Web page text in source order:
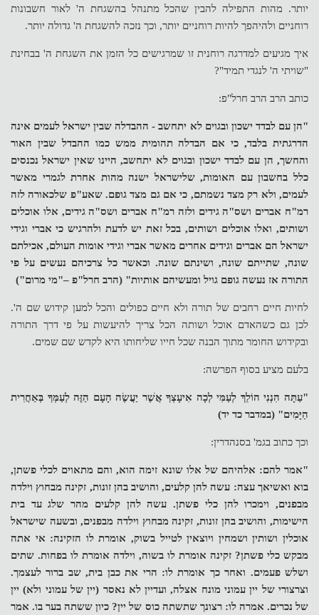
יותר. מהות התפילה להבין שהכל מתנהל בהשגחת ה' לאור חשבונות
רוחניים ולהיהפך להיות רוחניים יותר, וכך נזכה להשגחת ה' גדולה יותר.
איך מגיעים למדרגה רוחנית זו שמרגישים כל הזמן את השגחת ה' בבחינת
"שויתי ה' לנגדי תמיד"?
כותב הרב הרב חרל"פ:
"הן עם לבדד ישכון ובגוים לא יתחשב - ההבדלה שבין ישראל לעמים אינה
הדרגתית בלבד, כי אם הבדלה תהומית ממש כמו ההבדל שבין האור
והחשך, הן עם לבדד ישכון ובגוים לא יתחשב, היינו שאין ישראל נכנסים
כלל בחשבון עם האומות, שלישראל ישנה מהות אחרת לגמרי מאשר
לעמים, ולא רק מצד נשמתם, כי אם גם מצד גופם. שאע"פ שלכאורה לזה
רמ"ח אברים ושס"ה גידים ולזה רמ"ח אברים ושס"ה גידים, אלו אוכלים
ושותים, ואלו אוכלים ושותים, בכל זאת יש לדעת ולהרגיש כי אברי וגידי
ישראל הם אברים וגידים אחרים מאשר אברי וגידי אומות העולם, אכילתם
שונה, שתייתם שונה, ושינתם שונה. וכאשר כל צרכיהם נעשים על פי
התורה אז נעשה גופם גויל ומעשיהם אותיות" (הרב חרל"פ –"מי מרום")
לחיות חיים רחבים של תורה ולא חיים כפולים והכל למען קידוש שם ה'.
לכן גם כשהאדם אוכל ושותה הכל צריך להיעשות על פי דרך התורה
ובקידוש החומר מתוך הבנה שכל חייו שליחותו היא לקדש שם שמים.
בלעם מציע בסוף הפרשה:
"עַתָּה הִנְנִי הוֹלֵךְ לְעַמִּי לְכָה אִיעָצְךָ אֲשֶׁר יַעֲשֶׂה הָעָם הַזֶּה לְעַמְּךָ בְּאַחֲרִית
הַיָּמִים" (במדבר כד יד)
וכך כתוב בגמ' בסנהדרין:
"אמר להם: אלהיהם של אלו שונא זימה הוא, והם מתאוים לכלי פשתן,
בוא ואשיאך עצה: עשה להן קלעים, והושיב בהן זונות, זקינה מבחוץ וילדה
מבפנים, וימכרו להן כלי פשתן. עשה להן קלעים מהר שלג עד בית
הישימות, והושיב בהן זונות, זקינה מבחוץ וילדה מבפנים, ובשעה שישראל
אוכלין ושותין ושמחין ויוצאין לטייל בשוק, אומרת לו הזקינה: אי אתה
מבקש כלי פשתן? זקינה אומרת לו בשוה, וילדה אומרת לו בפחות. שתים
ושלש פעמים. ואחר כך אומרת לו: הרי את כבן בית, שב ברור לעצמך.
וצרצורי של יין עמוני מונח אצלה, ועדיין לא נאסר (יין של עמוני ולא) יין
של נכרים. אמרה לו: רצונך שתשתה כוס של יין? כיון ששתה בער בו. אמר